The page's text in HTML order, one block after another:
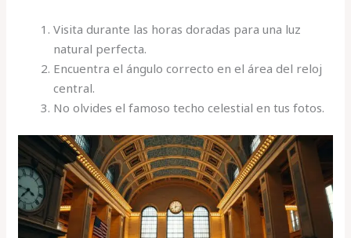
Visita durante las horas doradas para una luz
natural perfecta.
Encuentra el ángulo correcto en el área del reloj
central.
No olvides el famoso techo celestial en tus fotos.